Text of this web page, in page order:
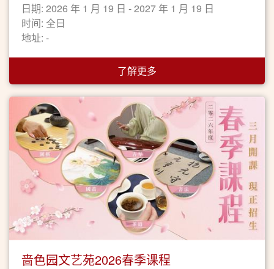
日期: 2026 年 1 月 19 日 - 2027 年 1 月 19 日
时间: 全日
地址: -
了解更多
啬色园文艺苑2026春季课程